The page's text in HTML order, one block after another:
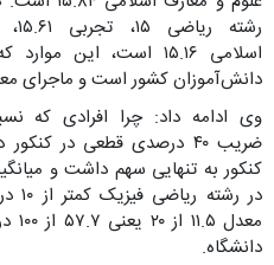
اسلامی ۱۵.۱۶ است،
دانش‌آموزان کشور است و ماجرای
وی ادامه داد: چرا افرادی که
ضریب ۴۰ درصدی قطعی در
کنکور به تنهایی سهم داشت و
در
دانشگاه.